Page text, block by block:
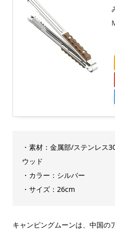
・素材：金属部/ステンレス
ウッド
・カラー：シルバー
・サイズ：26cm
キャンピングムーンは、中国の